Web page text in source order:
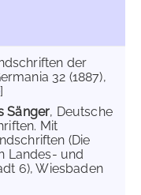
der
32 (1887),
]
Sänger, Deutsche
Mit
(Die
Landes- und
6), Wiesbaden